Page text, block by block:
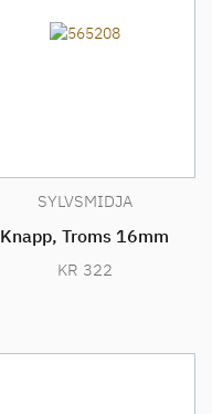
SYLVSMIDJA
Knapp, Troms 16mm
KR 322